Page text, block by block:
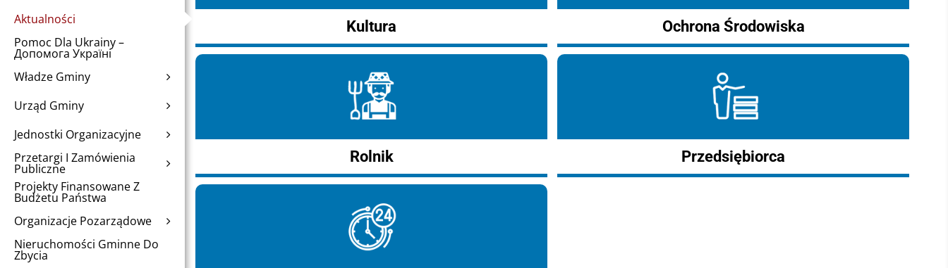
Aktualności
Pomoc Dla Ukrainy –
Допомога Україні
Władze Gminy
Urząd Gminy
Jednostki Organizacyjne
Przetargi I Zamówienia
Publiczne
Projekty Finansowane Z
Budżetu Państwa
Organizacje Pozarządowe
Nieruchomości Gminne Do
Zbycia
Kultura Ochrona Środowiska
Rolnik Przedsiębiorca